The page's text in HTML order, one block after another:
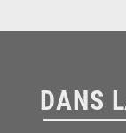
DANS